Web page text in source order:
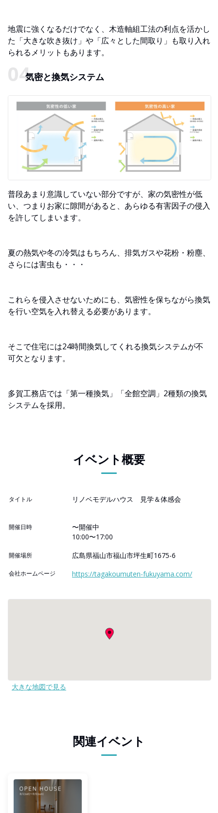
地震に強くなるだけでなく、木造軸組工法の利点を活かし
た「大きな吹き抜け」や「広々とした間取り」も取り入れ
られるメリットもあります。
気密と換気システム
普段あまり意識していない部分ですが、家の気密性が低
い、つまりお家に隙間があると、あらゆる有害因子の侵入
を許してしまいます。
夏の熱気や冬の冷気はもちろん、排気ガスや花粉・粉塵、
さらには害虫も・・・
これらを侵入させないためにも、気密性を保ちながら換気
を行い空気を入れ替える必要があります。
そこで住宅には24時間換気してくれる換気システムが不
可欠となります。
多賀工務店では「第一種換気」「全館空調」2種類の換気
システムを採用。
イベント概要
タイトル リノベモデルハウス 見学＆体感会
開催日時
〜開催中
10:00〜17:00
開催場所 広島県福山市福山市坪生町1675-6
会社ホームページ https://tagakoumuten-fukuyama.com/
大きな地図で見る
関連イベント